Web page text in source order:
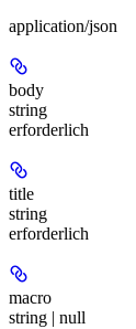
application/json
body
string
erforderlich
title
string
erforderlich
macro
string | null